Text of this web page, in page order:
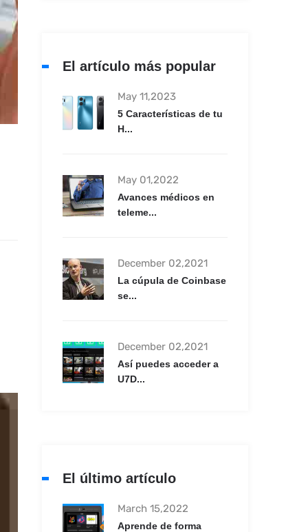
El artículo más popular
May 11,2023
5 Características de tu
H...
May 01,2022
Avances médicos en
teleme...
December 02,2021
La cúpula de Coinbase
se...
December 02,2021
Así puedes acceder a
U7D...
El último artículo
March 15,2022
Aprende de forma